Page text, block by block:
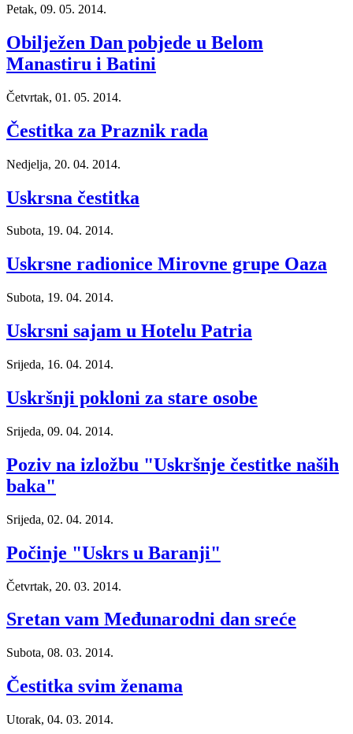
Petak, 09. 05. 2014.
Obilježen Dan pobjede u Belom
Manastiru i Batini
Četvrtak, 01. 05. 2014.
Čestitka za Praznik rada
Nedjelja, 20. 04. 2014.
Uskrsna čestitka
Subota, 19. 04. 2014.
Uskrsne radionice Mirovne grupe Oaza
Subota, 19. 04. 2014.
Uskrsni sajam u Hotelu Patria
Srijeda, 16. 04. 2014.
Uskršnji pokloni za stare osobe
Srijeda, 09. 04. 2014.
Poziv na izložbu "Uskršnje čestitke naših
baka"
Srijeda, 02. 04. 2014.
Počinje "Uskrs u Baranji"
Četvrtak, 20. 03. 2014.
Sretan vam Međunarodni dan sreće
Subota, 08. 03. 2014.
Čestitka svim ženama
Utorak, 04. 03. 2014.